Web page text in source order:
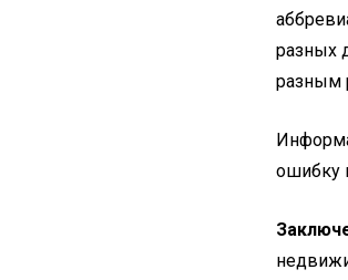
разных
разным
ошибку